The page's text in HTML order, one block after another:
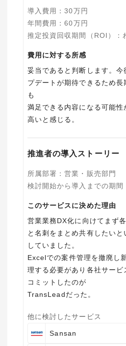
導入費用 ：30万円
年間費用 ：60万円
推定投資回収期間（ROI）
：
費用に対する所感
妥当であると判断します。今
プデートが期待できるため長
も
満足できる内容になる可能性
高いと感じる。
推進者の導入ストーリー
所属部署 ：営業・販売部門
検討開始から導入までの期間
このサービスに決めた理由
営業業務DX化に向けてまず
と名刺をまとめ共有したい
していました。
Excelでの案件管理を撤廃し
理する必要があり各社サービ
コミットしたのが
TransLeadだった。
他に検討したサービス
Sansan